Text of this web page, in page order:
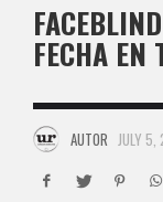
FECHA EN
AUTOR JULY 5,